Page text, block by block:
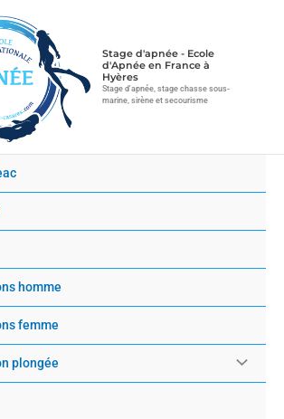
Stage d'apnée - Ecole
d'Apnée en France à
Hyères
Stage d'apnée, stage chasse sous-
marine, sirène et secourisme
homme
femme
plongée